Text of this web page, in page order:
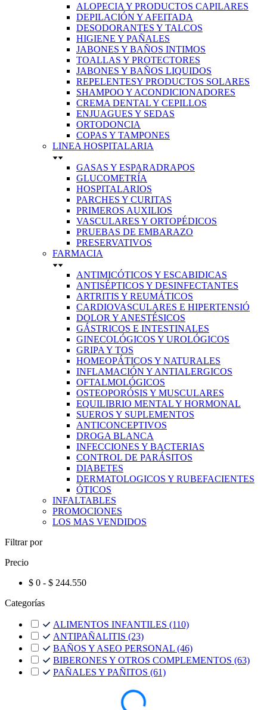
ALOPECIA Y PRODUCTOS CAPILARES
DEPILACIÓN Y AFEITADA
DESODORANTES Y TALCOS
HIGIENE Y PAÑALES
JABONES Y BAÑOS INTIMOS
TOALLAS Y PROTECTORES
JABONES Y BAÑOS LIQUIDOS
REPELENTESY PRODUCTOS SOLARES
SHAMPOO Y ACONDICIONADORES
CREMA DENTAL Y CEPILLOS
ENJUAGUES Y SEDAS
ORTODONCIA
COPAS Y TAMPONES
LINEA HOSPITALARIA
GASAS Y ESPARADRAPOS
GLUCOMETRÍA
HOSPITALARIOS
PARCHES Y CURITAS
PRIMEROS AUXILIOS
VASCULARES Y ORTOPÉDICOS
PRUEBAS DE EMBARAZO
PRESERVATIVOS
FARMACIA
ANTIMICÓTICOS Y ESCABIDICAS
ANTISÉPTICOS Y DESINFECTANTES
ARTRITIS Y REUMÁTICOS
CARDIOVASCULARES E HIPERTENSIÓ
DOLOR Y ANESTÉSICOS
GÁSTRICOS E INTESTINALES
GINECOLÓGICOS Y UROLÓGICOS
GRIPA Y TOS
HOMEOPÁTICOS Y NATURALES
INFLAMACIÓN Y ANTIALERGICOS
OFTALMOLÓGICOS
OSTEOPORÓSIS Y MUSCULARES
EQUILIBRIO MENTAL Y HORMONAL
SUEROS Y SUPLEMENTOS
ANTICONCEPTIVOS
DROGA BLANCA
INFECCIONES Y BACTERIAS
CONTROL DE PARÁSITOS
DIABETES
DERMATOLOGICOS Y RUBEFACIENTES
ÓTICOS
INFALTABLES
PROMOCIONES
LOS MAS VENDIDOS
Filtrar por
Precio
$ 0 - $ 244.550
Categorías
ALIMENTOS INFANTILES (110)
ANTIPAÑALITIS (23)
BAÑOS Y ASEO PERSONAL (46)
BIBERONES Y OTROS COMPLEMENTOS (63)
PAÑALES Y PAÑITOS (61)